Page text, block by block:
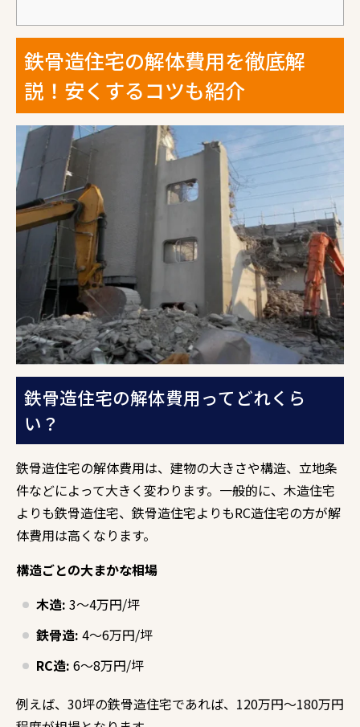
鉄骨造住宅の解体費用を徹底解
説！安くするコツも紹介
鉄骨造住宅の解体費用ってどれくら
い？
鉄骨造住宅の解体費用は、 建物の大きさや構造、 立地条
件などによって大きく変わります。 一般的に、 木造住宅
よりも鉄骨造住宅、 鉄骨造住宅よりもRC造住宅の方が解
体費用は高くなります。
構造ごとの大まかな相場
木造: 3～4万円/坪
鉄骨造: 4～6万円/坪
RC造: 6～8万円/坪
例えば、 30坪の鉄骨造住宅であれば、 120万円～180万円